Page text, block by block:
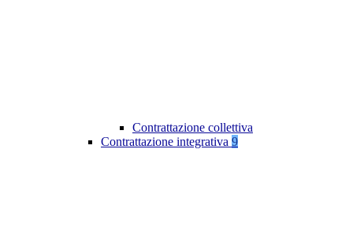
Contrattazione collettiva
Contrattazione integrativa 9